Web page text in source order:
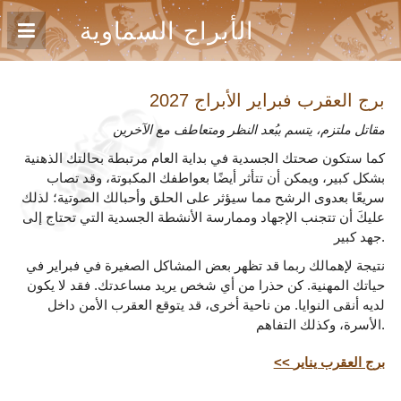
الأبراج السماوية
برج العقرب فبراير الأبراج 2027
مقاتل ملتزم، يتسم ببُعد النظر ومتعاطف مع الآخرين
كما ستكون صحتك الجسدية في بداية العام مرتبطة بحالتك الذهنية
بشكل كبير، ويمكن أن تتأثر أيضًا بعواطفك المكبوتة، وقد تصاب
سريعًا بعدوى الرشح مما سيؤثر على الحلق وأحبالك الصوتية؛ لذلك
عليكَ أن تتجنب الإجهاد وممارسة الأنشطة الجسدية التي تحتاج إلى
جهد كبير.
نتيجة لإهمالك ربما قد تظهر بعض المشاكل الصغيرة في فبراير في
حياتك المهنية. كن حذرا من أي شخص يريد مساعدتك. فقد لا يكون
لديه أنقى النوايا. من ناحية أخرى، قد يتوقع العقرب الأمن داخل
الأسرة، وكذلك التفاهم.
<< برج العقرب يناير